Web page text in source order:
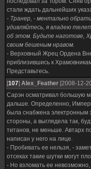
стали ждать дальнейших
- Транер, - ментально
удивляйтесь, я владею
об этом. Будьте наготове,
своим бешеным нравом.
- Верховный Жрец Ордена
приблизившись к
Представьтесь.
[107] Alex_Feather [2008-12-
Сарэн осматривал большую
дальше. Определенно,
была снабжена электронным
стороны, а выглядела так,
титанов, не меньше. Автарх
написан у него на лице.
- Пробивать ее нельзя, -
отсеках такие шутки могут
- Но взломать ее